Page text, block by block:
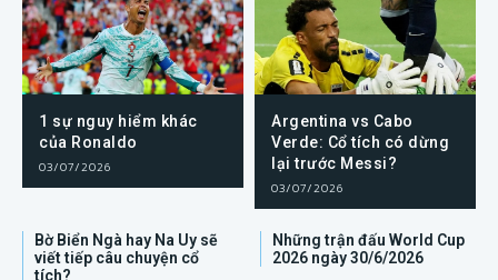
1 sự nguy hiểm khác
của Ronaldo
03/07/2026
Argentina vs Cabo
Verde: Cổ tích có dừng
lại trước Messi?
03/07/2026
Bờ Biển Ngà hay Na Uy sẽ
viết tiếp câu chuyện cổ
tích?
Những trận đấu World Cup
2026 ngày 30/6/2026